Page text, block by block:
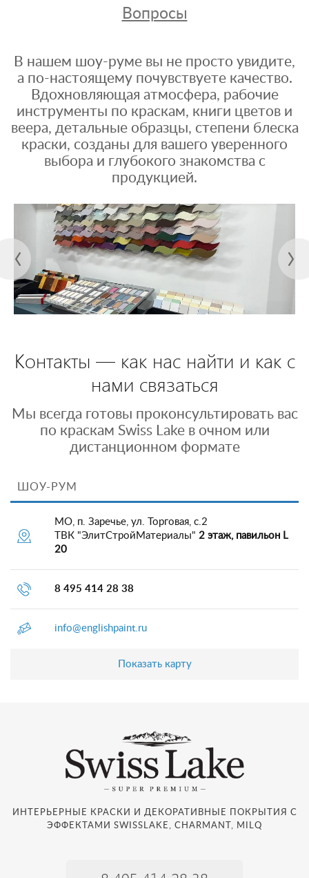
Вопросы
В нашем шоу-руме вы не просто увидите,
а по-настоящему почувствуете качество.
Вдохновляющая атмосфера, рабочие
инструменты по краскам, книги цветов и
веера, детальные образцы, степени блеска
краски, созданы для вашего уверенного
выбора и глубокого знакомства с
продукцией.
Контакты — как нас найти и как с
нами связаться
Мы всегда готовы проконсультировать вас
по краскам Swiss Lake в очном или
дистанционном формате
ШОУ-РУМ
МО, п. Заречье, ул. Торговая, с.2
ТВК "ЭлитСтройМатериалы" 2 этаж, павильон L
20
8 495 414 28 38
info@englishpaint.ru
Показать карту
ИНТЕРЬЕРНЫЕ КРАСКИ И ДЕКОРАТИВНЫЕ ПОКРЫТИЯ С
ЭФФЕКТАМИ SWISSLAKE, CHARMANT, MILQ